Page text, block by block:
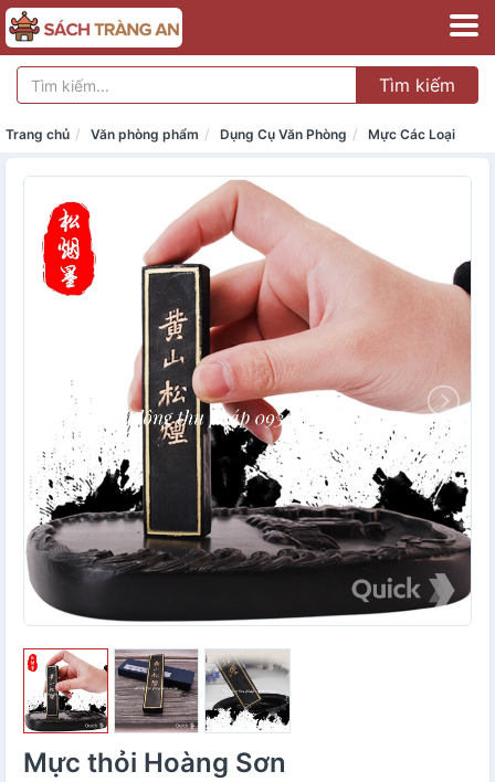
Tìm kiếm
Trang chủ Văn phòng phẩm Dụng Cụ Văn Phòng Mực Các Loại
Mực thỏi Hoàng Sơn